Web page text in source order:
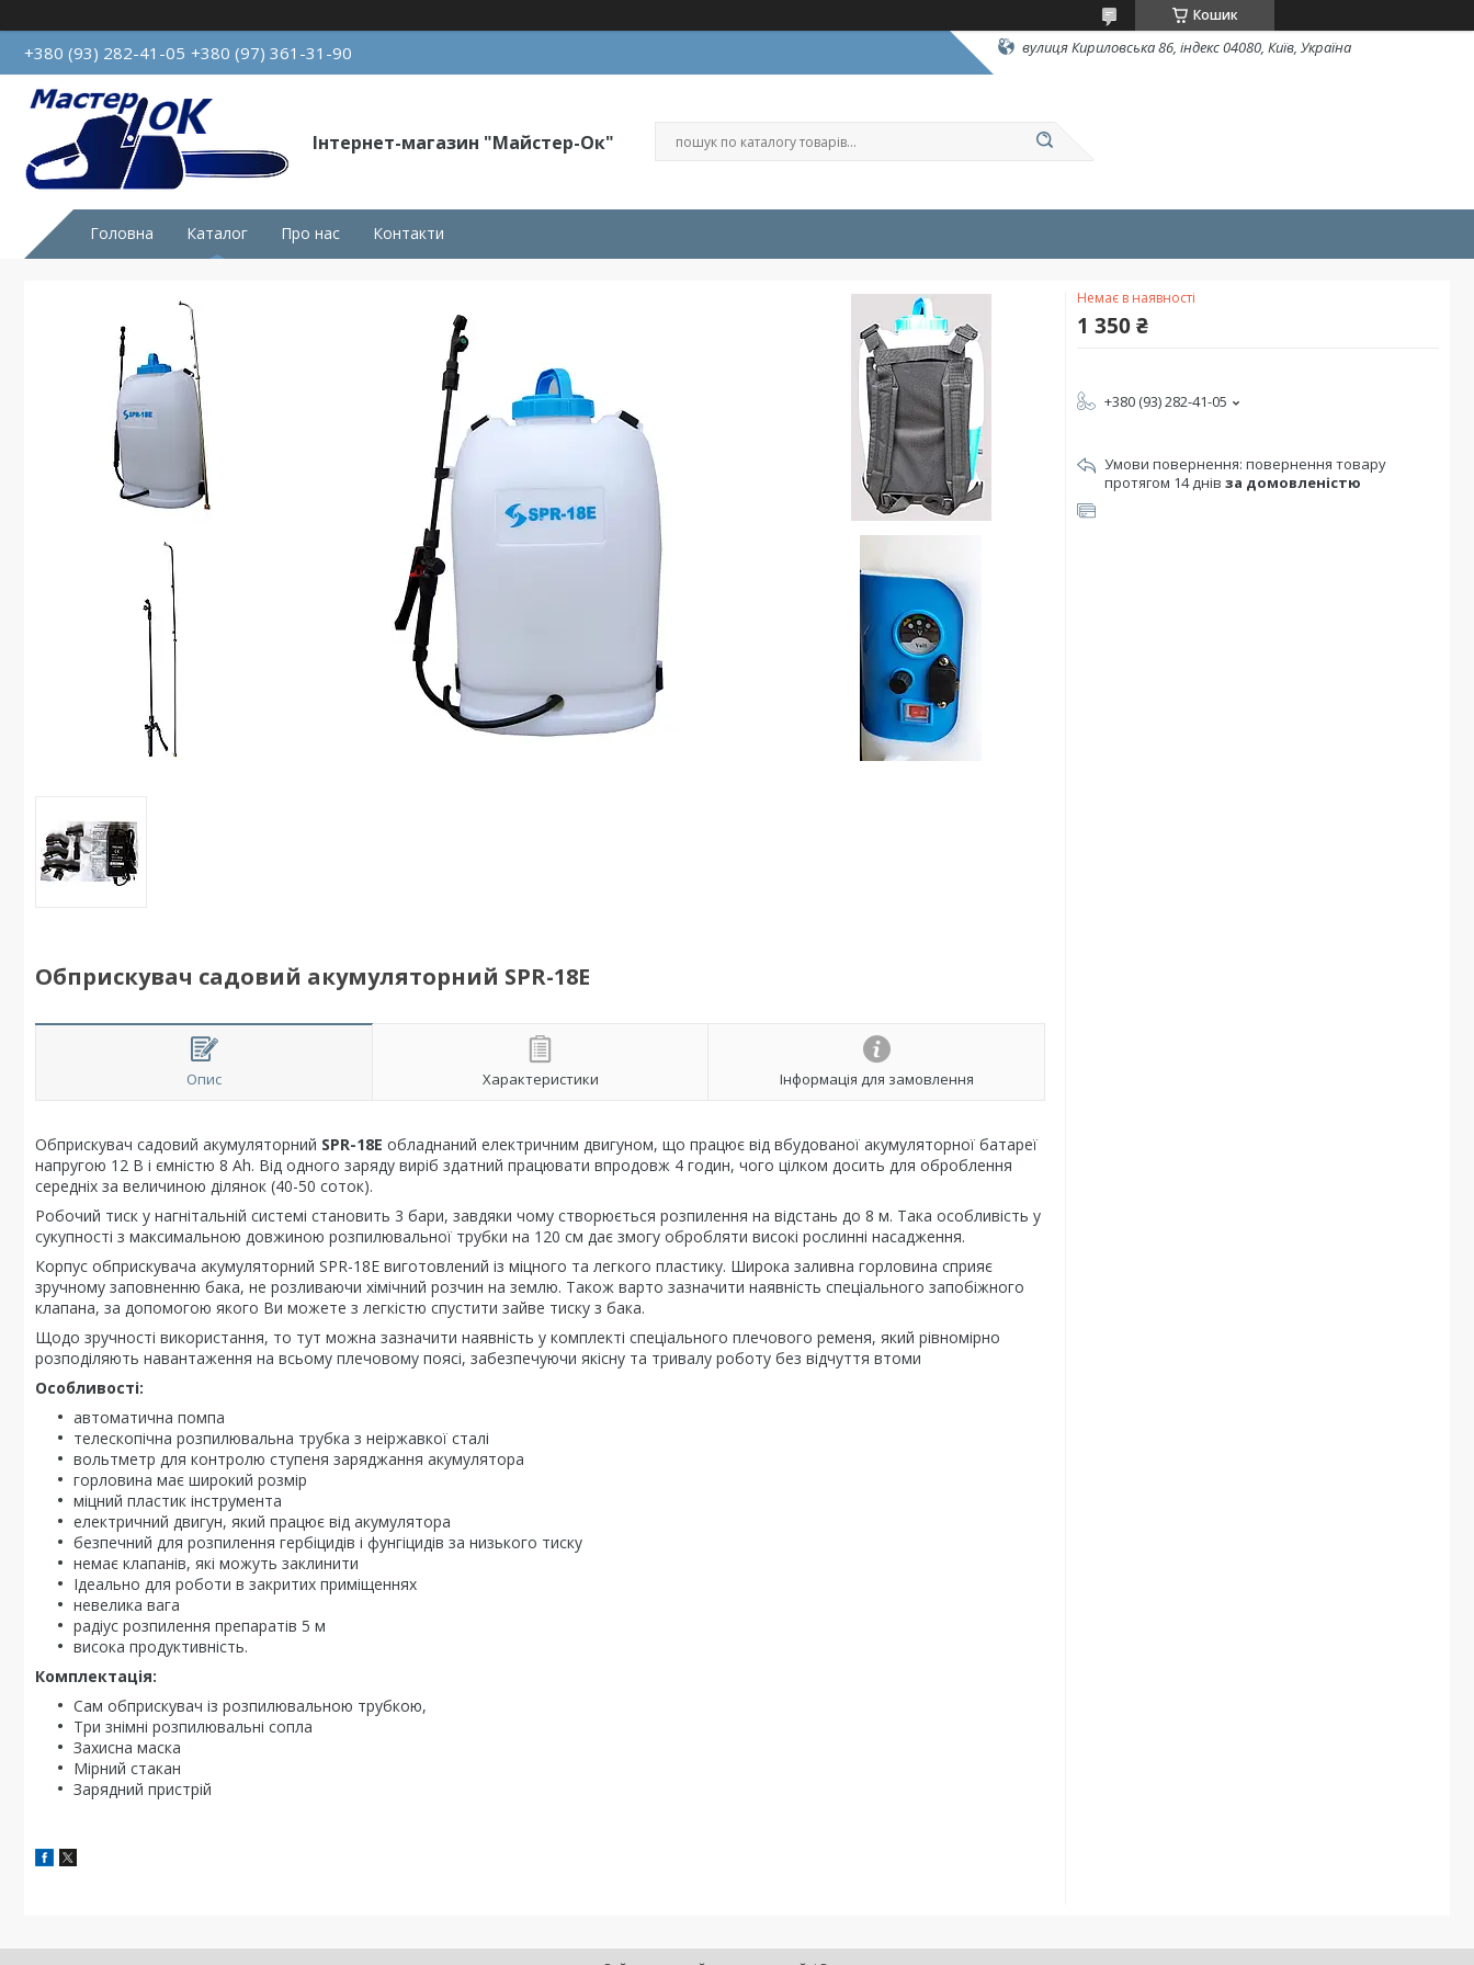
Кошик
+380 (93) 282-41-05 +380 (97) 361-31-90 вулиця Кириловська 86, індекс 04080, Київ, Україна
Інтернет-магазин "Майстер-Ок"
Головна Каталог Про нас Контакти
Обприскувач садовий акумуляторний SPR-18E
Опис Характеристики Інформація для замовлення
Обприскувач садовий акумуляторний SPR-18E обладнаний електричним двигуном, що працює від вбудованої акумуляторної батареї
напругою 12 В і ємністю 8 Ah. Від одного заряду виріб здатний працювати впродовж 4 годин, чого цілком досить для оброблення
середніх за величиною ділянок (40-50 соток).
Робочий тиск у нагнітальній системі становить 3 бари, завдяки чому створюється розпилення на відстань до 8 м. Така особливість у
сукупності з максимальною довжиною розпилювальної трубки на 120 см дає змогу обробляти високі рослинні насадження.
Корпус обприскувача акумуляторний SPR-18E виготовлений із міцного та легкого пластику. Широка заливна горловина сприяє
зручному заповненню бака, не розливаючи хімічний розчин на землю. Також варто зазначити наявність спеціального запобіжного
клапана, за допомогою якого Ви можете з легкістю спустити зайве тиску з бака.
Щодо зручності використання, то тут можна зазначити наявність у комплекті спеціального плечового ременя, який рівномірно
розподіляють навантаження на всьому плечовому поясі, забезпечуючи якісну та тривалу роботу без відчуття втоми
Особливості:
автоматична помпа
телескопічна розпилювальна трубка з неіржавкої сталі
вольтметр для контролю ступеня заряджання акумулятора
горловина має широкий розмір
міцний пластик інструмента
електричний двигун, який працює від акумулятора
безпечний для розпилення гербіцидів і фунгіцидів за низького тиску
немає клапанів, які можуть заклинити
Ідеально для роботи в закритих приміщеннях
невелика вага
радіус розпилення препаратів 5 м
висока продуктивність.
Комплектація:
Сам обприскувач із розпилювальною трубкою,
Три знімні розпилювальні сопла
Захисна маска
Мірний стакан
Зарядний пристрій
Немає в наявності
1 350 ₴
+380 (93) 282-41-05
повернення товару
протягом 14 днів за домовленістю